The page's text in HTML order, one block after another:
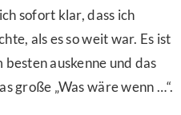
sofort klar, dass ich
als es so weit war. Es ist
besten auskenne und das
große „Was wäre wenn …“.